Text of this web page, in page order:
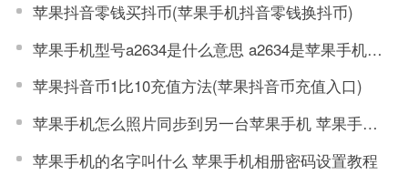
苹果抖音零钱买抖币(苹果手机抖音零钱换抖币)
苹果手机型号a2634是什么意思 a2634是苹果手机的型号吗
苹果抖音币1比10充值方法(苹果抖音币充值入口)
苹果手机怎么照片同步到另一台苹果手机 苹果手机照片同步到另一手机的方法
苹果手机的名字叫什么 苹果手机相册密码设置教程